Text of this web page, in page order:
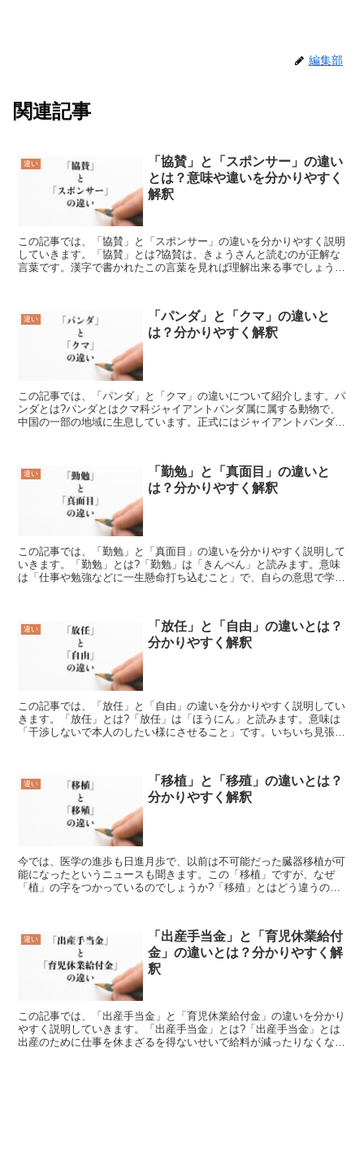
編集部
関連記事
違い
「協賛」と「スポンサー」の違い
とは？意味や違いを分かりやすく
解釈
この記事では、「協賛」と「スポンサー」の違いを分かりやすく説明
していきます。「協賛」とは?協賛は、きょうさんと読むのが正解な
言葉です。漢字で書かれたこの言葉を見れば理解出来る事でしょう
違い
「パンダ」と「クマ」の違いと
は？分かりやすく解釈
この記事では、「パンダ」と「クマ」の違いについて紹介します。パ
ンダとは?パンダとはクマ科ジャイアントパンダ属に属する動物で、
中国の一部の地域に生息しています。正式にはジャイアントパンダと
違い
「勤勉」と「真面目」の違いと
は？分かりやすく解釈
この記事では、「勤勉」と「真面目」の違いを分かりやすく説明して
いきます。「勤勉」とは?「勤勉」は「きんべん」と読みます。意味
は「仕事や勉強などに一生懸命打ち込むこと」で、自らの意思で学ん
違い
「放任」と「自由」の違いとは？
分かりやすく解釈
この記事では、「放任」と「自由」の違いを分かりやすく説明してい
きます。「放任」とは?「放任」は「ほうにん」と読みます。意味は
「干渉しないで本人のしたい様にさせること」です。いちいち見張っ
違い
「移植」と「移殖」の違いとは？
分かりやすく解釈
今では、医学の進歩も日進月歩で、以前は不可能だった臓器移植が可
能になったというニュースも聞きます。この「移植」ですが、なぜ
「植」の字をつかっているのでしょうか?「移殖」とはどう違うので
違い
「出産手当金」と「育児休業給付
金」の違いとは？分かりやすく解
釈
この記事では、「出産手当金」と「育児休業給付金」の違いを分かり
やすく説明していきます。「出産手当金」とは?「出産手当金」とは
出産のために仕事を休まざるを得ないせいで給料が減ったりなくなる